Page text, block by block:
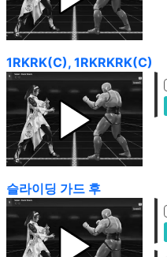
1RKRK(C), 1RKRKRK(C)
슬라이딩 가드 후